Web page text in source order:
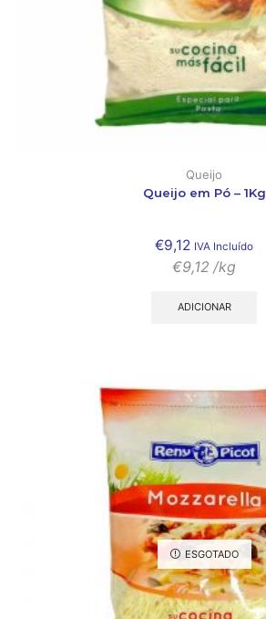
Queijo
Queijo em Pó – 1Kg
€9,12 IVA Incluído
€9,12 /kg
ADICIONAR
ESGOTADO